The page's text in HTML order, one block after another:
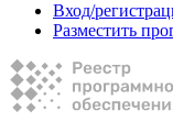
Вход/
Разместить